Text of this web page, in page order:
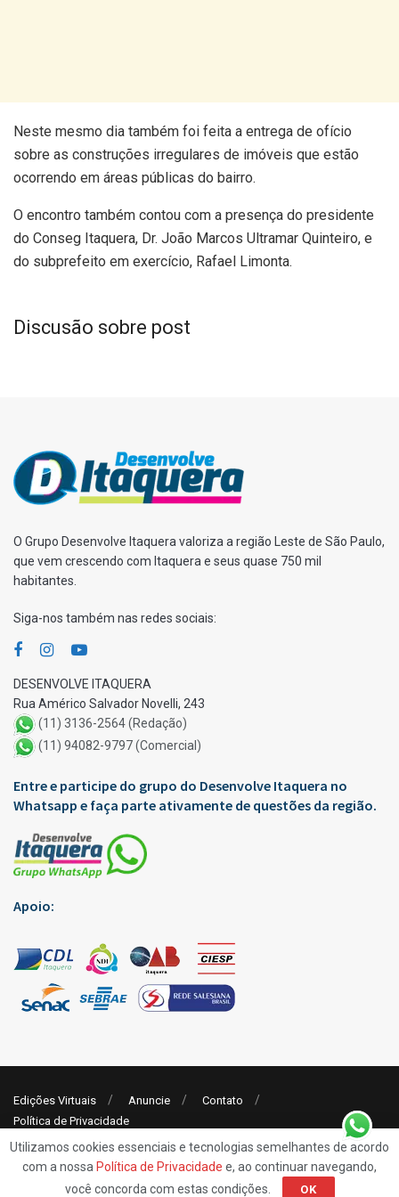
Neste mesmo dia também foi feita a entrega de ofício
sobre as construções irregulares de imóveis que estão
ocorrendo em áreas públicas do bairro.
O encontro também contou com a presença do presidente
do Conseg Itaquera, Dr. João Marcos Ultramar Quinteiro, e
do subprefeito em exercício, Rafael Limonta.
Discusão sobre post
O Grupo Desenvolve Itaquera valoriza a região Leste de São Paulo,
que vem crescendo com Itaquera e seus quase 750 mil
habitantes.
Siga-nos também nas redes sociais:
DESENVOLVE ITAQUERA
Rua Américo Salvador Novelli, 243
(11) 3136-2564 (Redação)
(11) 94082-9797 (Comercial)
Entre e participe do grupo do Desenvolve Itaquera no
Whatsapp e faça parte ativamente de questões da região.
Apoio:
Edições Virtuais Anuncie
Contato
Política de Privacidade
- Jornal Desenvolve Itaquera
Utilizamos cookies essenciais e tecnologias semelhantes de acordo
com a nossa Política de Privacidade e, ao continuar navegando,
você concorda com estas condições.
OK